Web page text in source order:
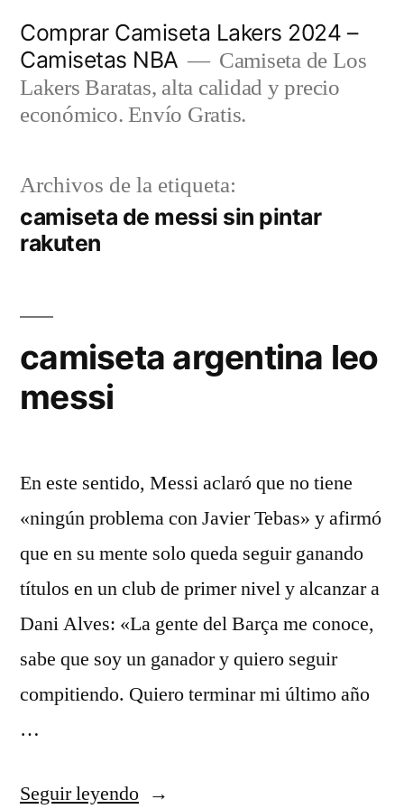
contenido
Comprar Camiseta Lakers 2024 –
Camisetas NBA
Camiseta de Los
Lakers Baratas, alta calidad y precio
económico. Envío Gratis.
Archivos de la etiqueta:
camiseta de messi sin pintar
rakuten
camiseta argentina leo
messi
En este sentido, Messi aclaró que no tiene
«ningún problema con Javier Tebas» y afirmó
que en su mente solo queda seguir ganando
títulos en un club de primer nivel y alcanzar a
Dani Alves: «La gente del Barça me conoce,
sabe que soy un ganador y quiero seguir
compitiendo. Quiero terminar mi último año
…
Seguir leyendo«camiseta